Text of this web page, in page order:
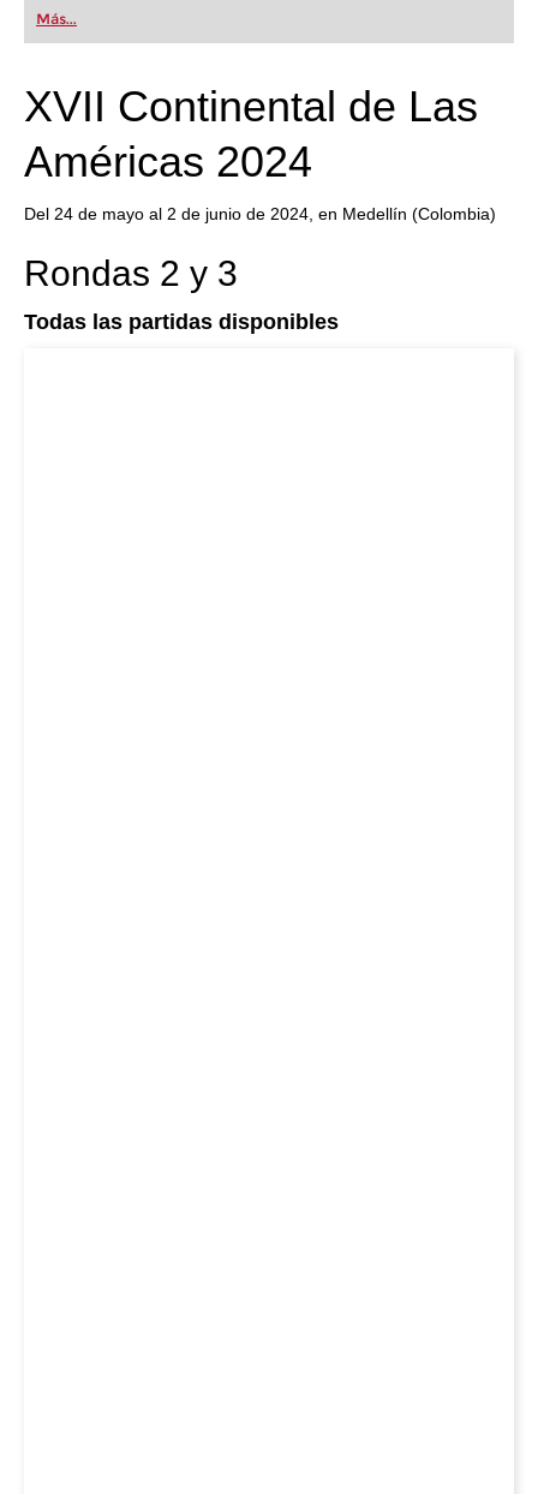
first steps into the world of club chess, or already
playing at a tournament level: with FRITZ, you can
train more efficiently, intelligently and with a
Más...
XVII Continental de Las
Américas 2024
Del 24 de mayo al 2 de junio de 2024, en Medellín (Colombia)
Rondas 2 y 3
Todas las partidas disponibles